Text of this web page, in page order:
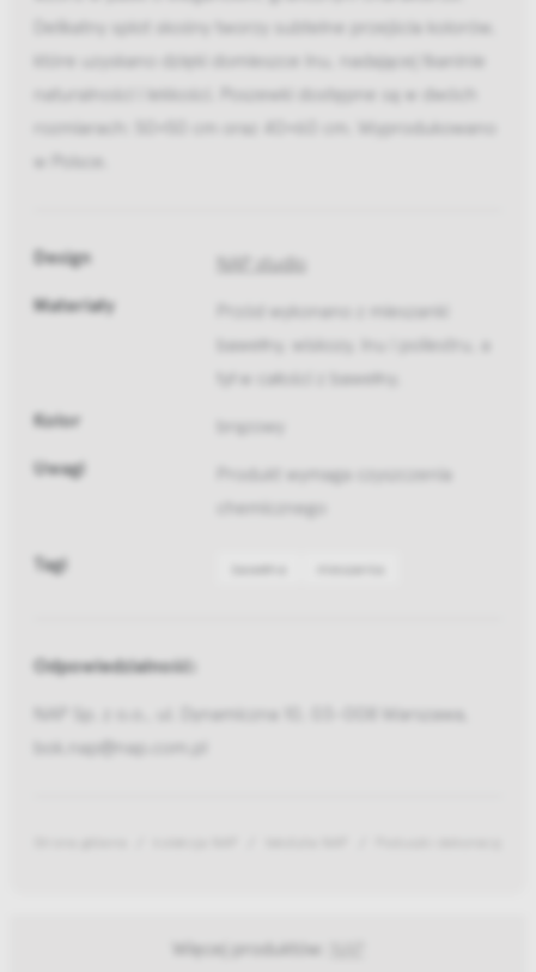
Delikatny splot skośny tworzy subtelne przejścia kolorów,
które uzyskano dzięki domieszce lnu, nadającej tkaninie
naturalności i lekkości. Poszewki dostępne są w dwóch
rozmiarach: 50×50 cm oraz 40×60 cm. Wyprodukowano
w Polsce.
Design NAP studio
Materiały
Przód wykonano z mieszanki
bawełny, wiskozy, lnu i poliestru, a
tył w całości z bawełny.
Kolor brązowy
Uwagi
Produkt wymaga czyszczenia
chemicznego
Tagi bawełna
Odpowiedzialność:
NAP Sp. z o.o., ul. Dynamiczna 10, 03-008 Warszawa,
bok.nap@nap.com.pl
Więcej produktów: